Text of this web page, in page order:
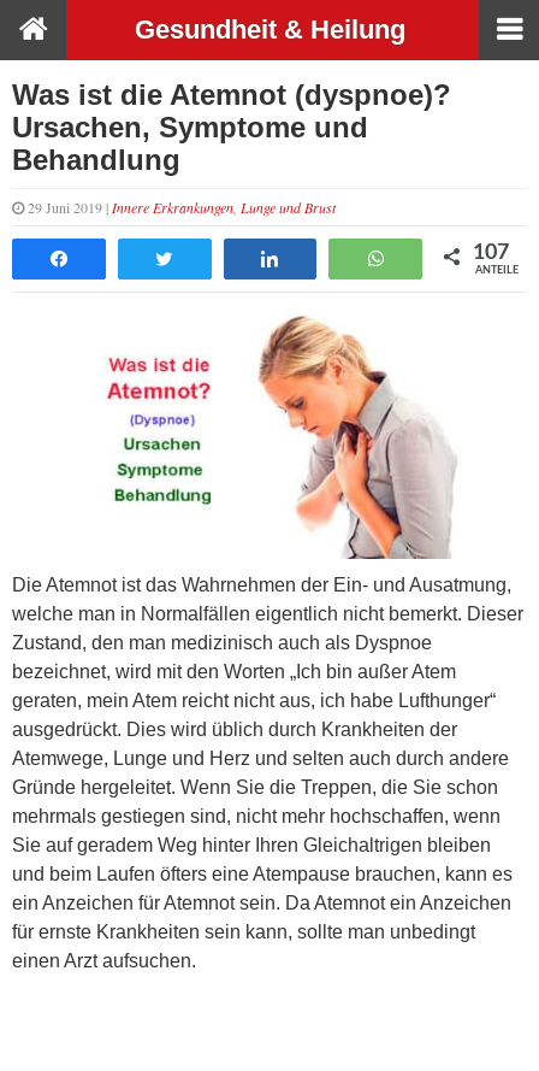
Gesundheit & Heilung
Was ist die Atemnot (dyspnoe)?
Ursachen, Symptome und
Behandlung
29 Juni 2019 | Innere Erkrankungen Lunge und Brust
WhatsApp107
ANTEILE
Die Atemnot ist das Wahrnehmen der Ein- und Ausatmung,
welche man in Normalfällen eigentlich nicht bemerkt. Dieser
Zustand, den man medizinisch auch als Dyspnoe
bezeichnet, wird mit den Worten „Ich bin außer Atem
geraten, mein Atem reicht nicht aus, ich habe Lufthunger“
ausgedrückt. Dies wird üblich durch Krankheiten der
Atemwege, Lunge und Herz und selten auch durch andere
Gründe hergeleitet. Wenn Sie die Treppen, die Sie schon
mehrmals gestiegen sind, nicht mehr hochschaffen, wenn
Sie auf geradem Weg hinter Ihren Gleichaltrigen bleiben
und beim Laufen öfters eine Atempause brauchen, kann es
ein Anzeichen für Atemnot sein. Da Atemnot ein Anzeichen
für ernste Krankheiten sein kann, sollte man unbedingt
einen Arzt aufsuchen.